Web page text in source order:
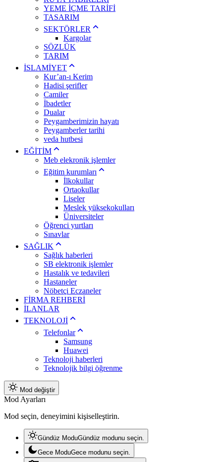
YEME İÇME TARİFİ
TASARIM
SEKTÖRLER
Kargolar
SÖZLÜK
TARIM
İSLAMİYET
Kur’an-ı Kerim
Hadisi şerifler
Camiler
İbadetler
Dualar
Peygamberimizin hayatı
Peygamberler tarihi
veda hutbesi
EĞİTİM
Meb elekronik işlemler
Eğitim kurumları
İlkokullar
Ortaokullar
Liseler
Meslek yüksekokulları
Üniversiteler
Öğrenci yurtları
Sınavlar
SAĞLIK
Sağlık haberleri
SB elektronik işlemler
Hastalık ve tedavileri
Hastaneler
Nöbetçi Eczaneler
FİRMA REHBERİ
İLANLAR
TEKNOLOJİ
Telefonlar
Samsung
Huawei
Teknoloji haberleri
Teknolojik bilgi öğrenme
Mod değiştir
Mod Ayarları
Mod seçin, deneyimini kişiselleştirin.
Gündüz ModuGündüz modunu seçin.
Gece ModuGece modunu seçin.